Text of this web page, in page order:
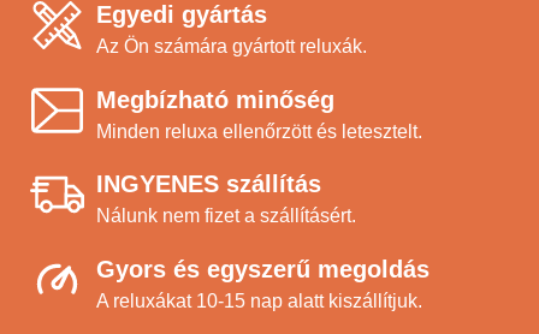
Egyedi gyártás
Az Ön számára gyártott reluxák.
Megbízható minőség
Minden reluxa ellenőrzött és letesztelt.
INGYENES szállítás
Nálunk nem fizet a szállításért.
Gyors és egyszerű megoldás
A reluxákat 10-15 nap alatt kiszállítjuk.